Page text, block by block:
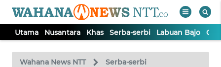
Utama Nusantara Khas Serba-serbi Labuan Bajo
Wahana News NTT Serba-serbi
TV
Tutup